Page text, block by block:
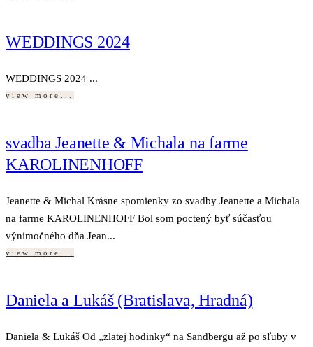
WEDDINGS 2024
WEDDINGS 2024 ...
view more...
svadba Jeanette & Michala na farme
KAROLINENHOFF
Jeanette & Michal Krásne spomienky zo svadby Jeanette a Michala
na farme KAROLINENHOFF Bol som poctený byť súčasťou
výnimočného dňa Jean...
view more...
Daniela a Lukáš (Bratislava, Hradná)
Daniela & Lukáš Od „zlatej hodinky“ na Sandbergu až po sľuby v